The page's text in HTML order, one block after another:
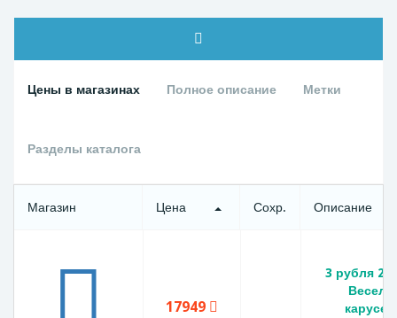
Цены в магазинах Полное описание Метки
Разделы каталога
Магазин Цена Сохр. Описание
17949
3 рубля